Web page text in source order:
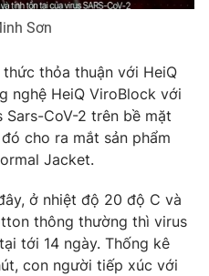
Podcast
Sơn
thỏa thuận với HeiQ
nghệ HeiQ ViroBlock với
Sars-CoV-2 trên bề mặt
cho ra mắt sản phẩm
Jacket.
ở nhiệt độ 20 độ C và
thông thường thì virus
tới 14 ngày. Thống kê
con người tiếp xúc với